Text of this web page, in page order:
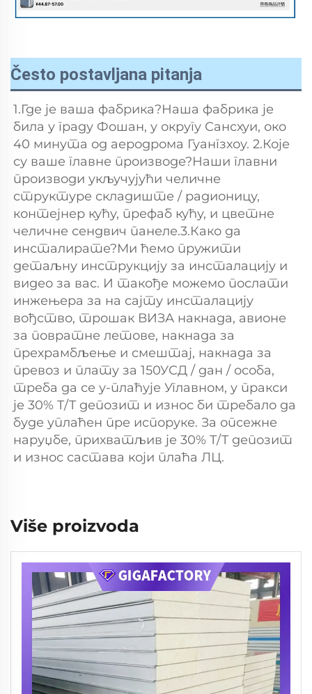
Često postavljana pitanja
1.Где је ваша фабрика?Наша фабрика је
била у граду Фошан, у округу Сансхуи, око
40 минута од аеродрома Гуангзхоу. 2.Које
су ваше главне производе?Наши главни
производи укључујући челичне
структуре складиште / радионицу,
контејнер кућу, префаб кућу, и цветне
челичне сендвич панеле.3.Како да
инсталирате?Ми ћемо пружити
детаљну инструкцију за инсталацију и
видео за вас. И такође можемо послати
инжењера за на сајту инсталацију
вођство, трошак ВИЗА накнада, авионе
за повратне летове, накнада за
прехрамбљење и смештај, накнада за
превоз и плату за 150УСД / дан / особа,
треба да се у-плаћује Углавном, у пракси
је 30% T/T депозит и износ би требало да
буде уплаћен пре испоруке. За опсежне
наруџбе, прихватљив је 30% T/T депозит
и износ састава који плаћа ЛЦ.
Više proizvoda